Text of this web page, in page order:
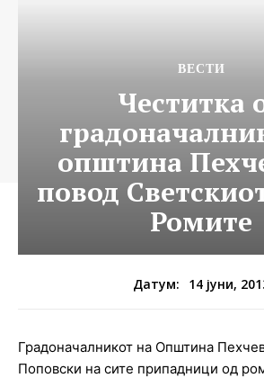
ВЕСТИ
Честитка
општина
повод
Ромите
Датум: 14 јуни,
Градоначалникот на Општина
Поповски на сите припадници од